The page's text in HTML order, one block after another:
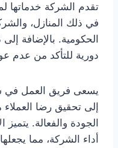
تقدم الشركة خدماتها
في ذلك المنازل،
الحكومية. بالإضافة
دورية للتأكد من عدم
يسعى فريق العمل
إلى تحقيق رضا
الجودة والفعالة. يتميز
أداء الشركة، مما